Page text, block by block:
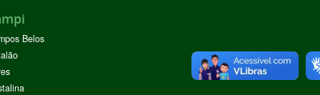
Belos